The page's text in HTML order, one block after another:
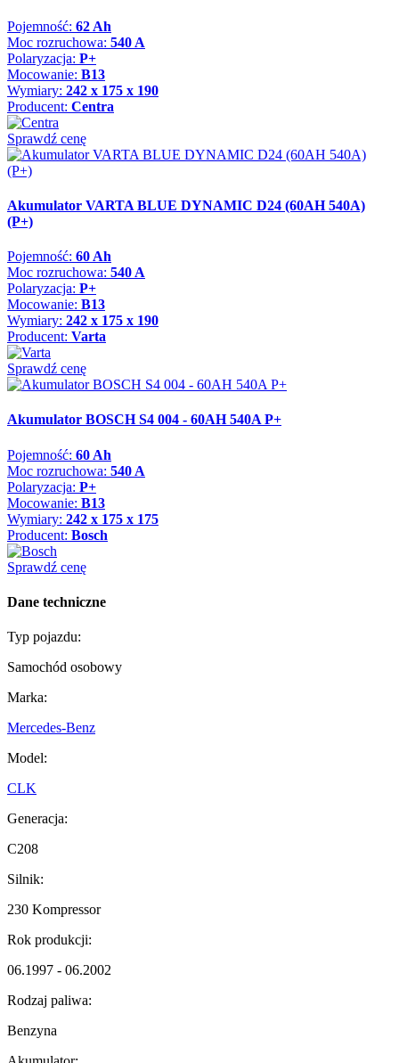
Pojemność: 62 Ah
Moc rozruchowa: 540 A
Polaryzacja: P+
Mocowanie: B13
Wymiary: 242 x 175 x 190
Producent: Centra
Sprawdź cenę
Akumulator VARTA BLUE DYNAMIC D24 (60AH 540A)
(P+)
Pojemność: 60 Ah
Moc rozruchowa: 540 A
Polaryzacja: P+
Mocowanie: B13
Wymiary: 242 x 175 x 190
Producent: Varta
Sprawdź cenę
Akumulator BOSCH S4 004 - 60AH 540A P+
Pojemność: 60 Ah
Moc rozruchowa: 540 A
Polaryzacja: P+
Mocowanie: B13
Wymiary: 242 x 175 x 175
Producent: Bosch
Sprawdź cenę
Dane techniczne
Typ pojazdu:
Samochód osobowy
Marka:
Mercedes-Benz
Model:
CLK
Generacja:
C208
Silnik:
230 Kompressor
Rok produkcji:
06.1997 - 06.2002
Rodzaj paliwa:
Benzyna